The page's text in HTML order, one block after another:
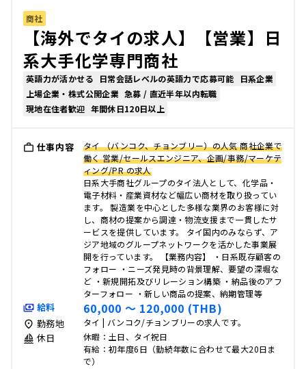
商社
【海外でタイの求人】【営業】日
系大手化学専門商社
英語力が活かせる 日常会話レベルの英語力で応募可能
日系企業
上場企業・株式公開企業 急募 / 直近半年以内転職
現地在住者歓迎 年間休日120日以上
仕事内容
タイ （バンコク、チョンブリー）の人気 商社企業で
働く 営業/セールスエンジニア、企画/事務/マーケテ
ィング/PR の求人
日系大手商社グループのタイ法人として、化学品・
電子材料・産業資材など幅広い商材を取り扱ってい
ます。 製造業を中心とした多様な業界のお客様に対
し、商材の提案から調達・物流支援まで一貫したサ
ービスを提供しています。 タイ国内のみならず、ア
ジア地域のグループネットワークを活かした事業展
開を行っています。 【業務内容】 ・日系既存顧客の
フォロー ・ニーズ発見時の背景理解、要望の深堀な
ど ・新規開拓及びリレーション構築 ・納品後のアフ
ターフォロー ・新しい商品の提案、納期管理等
給料 60,000 〜 120,000 (THB)
勤務地 タイ | バンコク/チョンブリーの求人です。
休日
休暇：土日、タイ祝日
有給：初年度6日（勤続年数に合わせて最大20日ま
で）